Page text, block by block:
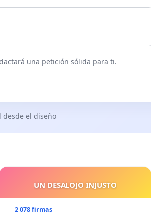
una petición sólida para ti.
desde el diseño
UN DESALOJO INJUSTO
2 078 firmas